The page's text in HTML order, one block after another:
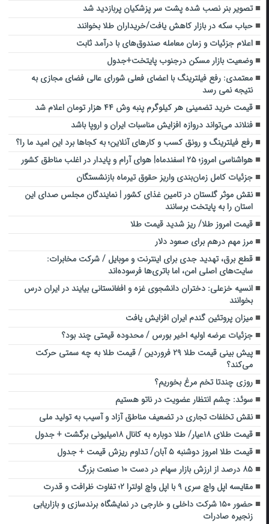
تصویر بنر نصب شده پشت سر پزشکیان پربازدید شد
حباب سکه در بازار کاهش یافت/خریداران طلا بخوانند
اعلام جزئیات و زمان معامله صندوق‌های با درآمد ثابت
وضعیت بازار مسکن درجنوب پایتخت+جدول
معتمدی: رفع فیلترینگ با اعضای فعلی شورای عالی فضای مجازی به
نتیجه نمی رسد
قیمت خرید تضمینی هر کیلوگرم پنبه وش ۴۴ هزار تومان اعلام شد
فنلاند می‌تواند دروازه افزایش مناسبات ایران و اروپا باشد
رفع فیلترینگ و رونق کسب و کارهای آنلاین؛ به کجاها برد این امید ما را؟
هواشناسی امروز؛ ۲۵ اسفندماه| هوای آرام و پایدار در اغلب مناطق کشور
جزئیات کامل زمان‌بندی واریز حقوق تیرماه بازنشستگان
نقش موثر گلستان در تامین غذای کشور | نمایندگان مجلس صدای این
استان را به پایتخت برسانند
قیمت امروز طلا/ ریز شدید قیمت طلا
مرز مهم درهم برای صعود دلار
قطع برق، تهدید جدی برای اینترنت و موبایل / شرکت مخابرات:
سایت‌های اصلی امن، اما باتری‌ها فرسوده‌اند
انسیه خزعلی: دختران دانشجوی غزه و افغانستانی بیایند در ایران درس
بخوانند
میزان پروتئین گندم ایران افزایش یافت
جزئیات عرضه اولیه اخیر بورس / محدوده قیمتی چند بود؟
پیش بینی قیمت طلا ۲۹ فروردین / قیمت طلا به چه سمتی حرکت
می‌کند؟
روزی چندتا تخم مرغ بخوریم؟
سوئد: چشم انتظار عضویت در ناتو هستیم
نقش تخلفات تجاری در تضعیف مناطق آزاد و آسیب به تولید ملی
قیمت طلای ۱۸عیار/ طلا دوباره به کانال ۱۸میلیونی برگشت + جدول
قیمت طلا امروز دوشنبه ۵ آبان/ تداوم ریزش قیمت + جدول
۸۵ درصد از ارزش بازار سهام در دست ۱۰ صنعت بزرگ
مقایسه اپل واچ سری ۹ با اپل واچ اولترا ۲؛ تفاوت ظرافت و قدرت
حضور ۱۵۰ شرکت داخلی و خارجی در نمایشگاه برندسازی و بازاریابی
زنجیره صادرات